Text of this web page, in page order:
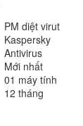
PM diệt virut
Kaspersky
Antivirus
Mới nhất
01 máy tính
12 tháng